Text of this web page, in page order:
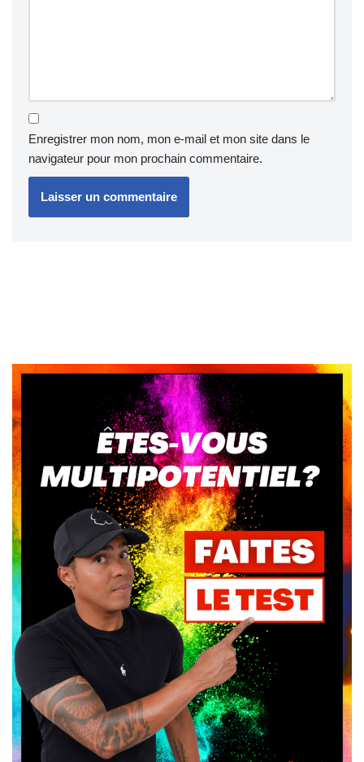
Enregistrer mon nom, mon e-mail et mon site dans le
navigateur pour mon prochain commentaire.